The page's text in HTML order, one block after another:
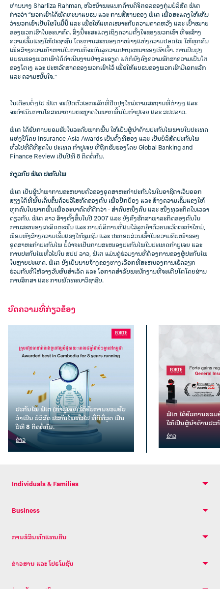
ທ່ານ​ນາງ Sharliza Rahman, ຫົວ​ໜ້າ​ພະແນກ​ດ້ານ​ດິ​ຈິ​ຕອລຂອງກຸ່ມບໍລິສັດ ຟໍເຕ
ກ່າວ​ວ່າ “ພວກ​ເຮົາ​ໄດ້​ພັດ​ທະ​ນາແບຣນ ​ແລະ ​ການສື່ສານ​ຂອງ ຟໍເຕ ເພື່ອ​ສະ​ແດງ​ໃຫ້​ເຫັນ​
ວ່າ​ພວກ​ເຮົາ​ເປັນ​ໃຜ​ໃນ​ມື້​ນີ້ ແລະ ​ເພື່ອໃຫ້ແທດເໝາະກັບຄວາມຄາດຫວັງ ແລະ ເປົ້າໝາຍ​
ຂອງ​ພວກ​ເຮົາ​ໃນ​ອະ​ນາ​ຄົດ. ສິ່ງນີ້ຈະສະແດງເຖິງຄວາມຕັ້ງໃຈຂອງພວກເຮົາ ທີ່ຈະສ້າງ
ຄວາມເຂັ້ມແຂງໃຫ້ປະຊາຊົນ ໂດຍການສະໜອງຕາໜ່າງແຫ່ງຄວາມປອດໄພ ໃຫ້ທຸກຄົນ
ເພື່ອສ້າງຄວາມກ້າຫານໃນການທີ່ຈະບັນລຸຄວາມປາຖະຫນາຂອງເຂົາເຈົ້າ. ການປັບປຸງ
ແບຣນຂອງພວກເຮົາໄດ້ດຳເນີນງານຢ່າງລະອຽດ ແຕ່ກໍຍັງຄົງຄວາມຮັກສາຄວາມເປັນໂຕ
ຂອງໂຕເງ ແລະ ປະຫວັດສາດຂອງພວກເຮົາໄວ້ ເພື່ອໃຫ້ແບຣນຂອງພວກເຮົາມີເອກະລັກ
ແລະ ຄວາມໜັ້ນໃຈ."
ໃນເດືອນຕໍ່ໆໄປ ຟໍເຕ ຈະເປີດຕົວເອກະລັກທີ່ປັບປຸງໃຫມ່ຕາມສະຖານທີ່ຕ່າງໆ ແລະ
ຈະດໍາເນີນການໂຄສະນາການຕະຫຼາດໃນພາກພື້ນໃນກໍາປູເຈຍ ແລະ ສປປລາວ.
ຟໍເຕ ໄດ້ຮັບການຍອມຮັບໃນລະດັບພາກພື້ນ ໃຫ້ເປັນຜູ້ນຳດ້ານປະກັນໄພພາຍໃນປະເທດ
ແຫ່ງປີໂດຍ Insurance Asia Awards ເປັນຄັ້ງທີສອງ ແລະ ເປັນບໍລິສັດປະກັນໄພ
ທົ່ວໄປທີ່ດີທີ່ສຸດໃນ ປະເທດ ກໍາປູເຈຍ ທີ່ຖືກຮັບຮອງໂດຍ Global Banking and
Finance Review ເປັນປີທີ 8 ຕິດຕໍ່ກັນ.
ກ່ຽວກັບ ຟໍເຕ ປະກັນໄພ
ຟໍເຕ ເປັນຜູ້ນໍາພາການຂະຫຍາຍຕົວຂອງອຸດສາຫະກໍາປະກັນໄພໃນອາຊີຕາເວັນອອກ
ສຽງໃຕ້ທີ່ພົ້ນເດັ່ນຂຶ້ນດ້ວຍວິໄສທັດຂອງຕົນ ເພື່ອປົກປ້ອງ ແລະ ສ້າງຄວາມເຂັ້ມແຂງໃຫ້
ທຸກຄົນໃນພາກພື້ນເພື່ອອະນາຄົດທີ່ດີກວ່າ - ສຳຄົນຫນຶ່ງຄົນ ແລະ ໜຶ່ງທຸລະກິດໃນເວລາ
ດຽວກັນ. ຟໍເຕ ລາວ ສ້າງຕັ້ງຂຶ້ນໃນປີ 2007 ແລະ ຍັງຄົງຮັກສາພາລະກິດຂອງຕົນໃນ
ການສະໜອງຜະລິດຕະພັນ ແລະ ການບໍລິການທີ່ແນໃສ່ລູກຄ້າດ້ວຍນະວັດຕະກໍາໃຫມ່,
ພ້ອມທັງສ້າງຄວາມເຂັ້ມແຂງໃຫ້ຊຸມຊົນ ແລະ ປະກອບສ່ວນເຂົ້າໃນຄວາມຄືບໜ້າຂອງ
ອຸດສາຫະກຳປະກັນໄພ ບໍ້ວ່າຈະເປັນການສະໜອງປະກັນໄພໃນປະເທດກໍາປູເຈຍ ແລະ
ການປະກັນໄພທົ່ວໄປໃນ ສປປ ລາວ, ຟໍເຕ ແມ່ນຄູ່ຮ່ວມງານທີ່ຕ້ອງການຂອງຜູ້ປະກັນໄພ
ໃນຫຼາຍປະເທດ. ຟໍເຕ ຍັງເປັນນາຍຈ້າງຂອງທາງເລືອກທີ່ສະຫນອງການເຮັດວຽກ
ຮ່ວມກັນທີ່ໃຫ້ລາງວັນຜົນສໍາເລັດ ແລະ ໂອກາດສໍາລັບພະນັກງານທີ່ຈະເຕີບໂຕໂດຍຜ່ານ
ການສຶກສາ ແລະ ການພັດທະນາວິຊາຊີບ.
ບົດຄວາມທີ່ກ່ຽວຂ້ອງ
ປະກັນໄພ ຟໍເຕ (ກຳປູເຈຍ) ໄດ້ຮັບການຍອມຮັບ
ວ່າເປັນ ບໍລິສັດ ປະກັນໄພທົ່ວໄປ ທີ່ດີທີ່ສຸດ ເປັນ
ປີທີ 8 ຕິດຕໍ່ກັນ.
ຂ່າວ
ຟໍເຕ ໄດ້ຮັບການຍອ
ໃຫ້ເປັນຜູ້ນຳດ້ານປະ
ຂ່າວ
Individuals & Families
Business
ການຂໍສິນທົດແທນຄືນ
ຂ່າວສານ ແລະ ໂປຣໂມຊັນ